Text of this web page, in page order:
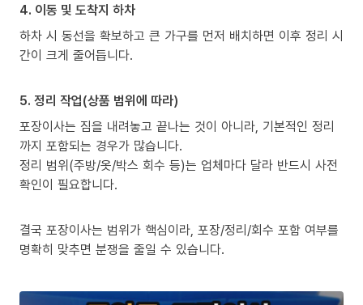
4. 이동 및 도착지 하차
하차 시 동선을 확보하고 큰 가구를 먼저 배치하면 이후 정리 시
간이 크게 줄어듭니다.
5. 정리 작업(상품 범위에 따라)
포장이사는 짐을 내려놓고 끝나는 것이 아니라, 기본적인 정리
까지 포함되는 경우가 많습니다.
정리 범위(주방/옷/박스 회수 등)는 업체마다 달라 반드시 사전
확인이 필요합니다.
결국 포장이사는 범위가 핵심이라, 포장/정리/회수 포함 여부를
명확히 맞추면 분쟁을 줄일 수 있습니다.